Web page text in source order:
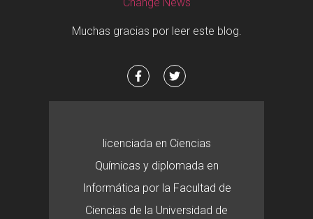
Muchas gracias por leer este blog.
licenciada en Ciencias
Químicas y diplomada en
Informática por la Facultad de
Ciencias de la Universidad de